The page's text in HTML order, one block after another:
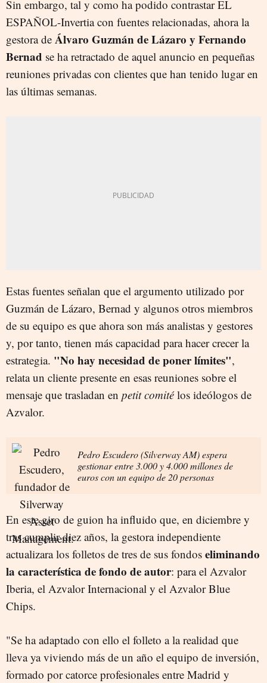
Sin embargo, tal y como ha podido contrastar EL
ESPAÑOL-Invertia con fuentes relacionadas, ahora la
gestora de Álvaro Guzmán de Lázaro y Fernando
Bernad se ha retractado de aquel anuncio en pequeñas
reuniones privadas con clientes que han tenido lugar en
las últimas semanas.
Estas fuentes señalan que el argumento utilizado por
Guzmán de Lázaro, Bernad y algunos otros miembros
de su equipo es que ahora son más analistas y gestores
y, por tanto, tienen más capacidad para hacer crecer la
estrategia. "No hay necesidad de poner límites",
relata un cliente presente en esas reuniones sobre el
mensaje que trasladan en petit comitélos ideólogos de
Azvalor.
Pedro Escudero (Silverway AM) espera
gestionar entre 3.000 y 4.000 millones de
euros con un equipo de 20 personas
En este giro de guion ha influido que, en diciembre y
tras cumplir diez años, la gestora independiente
actualizara los folletos de tres de sus fondos eliminando
la característica de fondo de autor: para el Azvalor
Iberia, el Azvalor Internacional y el Azvalor Blue
Chips.
"Se ha adaptado con ello el folleto a la realidad que
lleva ya viviendo más de un año el equipo de inversión,
formado por catorce profesionales entre Madrid y